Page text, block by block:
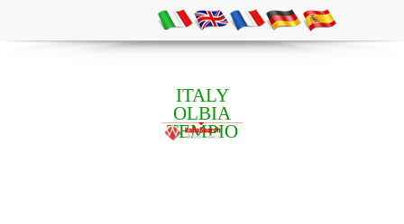
ITALY
OLBIA
TEMPIO